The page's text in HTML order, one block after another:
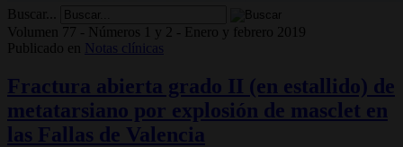
Buscar...
Volumen 77 - Números 1 y 2 - Enero y febrero 2019
Publicado en
Notas clínicas
Fractura abierta grado II (en estallido) de
metatarsiano por explosión de masclet en
las Fallas de Valencia